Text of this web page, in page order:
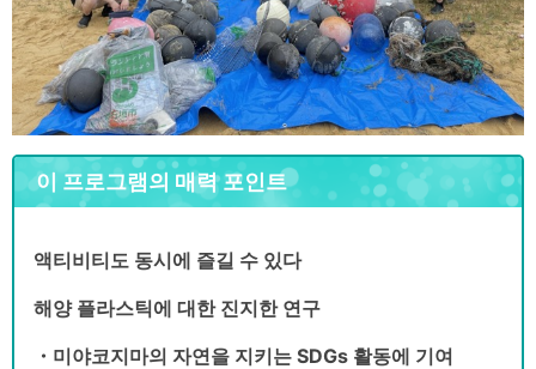
이 프로그램의 매력 포인트
액티비티도 동시에 즐길 수 있다
해양 플라스틱에 대한 진지한 연구
・ 미야코지마의 자연을 지키는 SDGs 활동에 기여